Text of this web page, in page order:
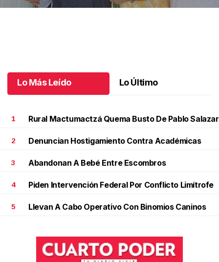
Lo Más Leído Lo Último
1 Rural Mactumactzá Quema Busto De Pablo Salazar
2 Denuncian Hostigamiento Contra Académicas
3 Abandonan A Bebé Entre Escombros
4 Piden Intervención Federal Por Conflicto Limítrofe
5 Llevan A Cabo Operativo Con Binomios Caninos